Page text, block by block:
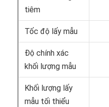
tiêm
Tốc độ lấy mẫu
Độ chính xác
khối lượng mẫu
Khối lượng lấy
mẫu tối thiểu